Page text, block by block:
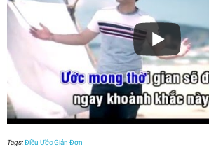
Tags:Điều Ước Giản Đơn